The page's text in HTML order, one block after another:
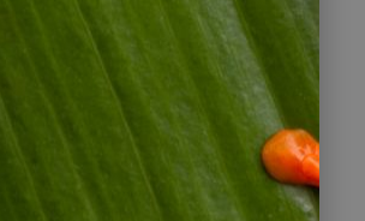
Anfrage
uns Ihre Wünsche mit — per
oder per Videogespräch.
2